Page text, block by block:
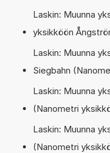
Laskin: Muunna
yksikköön
Laskin: Muunna
Siegbahn
Laskin: Muunna
(Nanometri
Laskin: Muunna
(Nanometri